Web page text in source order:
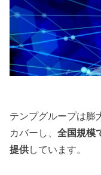
テンプグループは膨
カバーし、全国規模
提供しています。